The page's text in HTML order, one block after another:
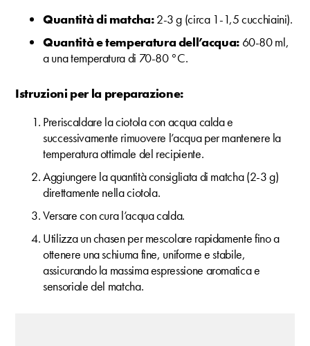
Quantità di matcha:2-3 g (circa 1-1,5 cucchiaini).
Quantità e temperatura dell’acqua:60-80 ml,
a una temperatura di 70-80 °C.
Istruzioni per la preparazione:
Preriscaldare la ciotola con acqua calda e
successivamente rimuovere l’acqua per mantenere la
temperatura ottimale del recipiente.
Aggiungere la quantità consigliata di matcha (2-3 g)
direttamente nella ciotola.
Versare con cura l’acqua calda.
Utilizza un chasen per mescolare rapidamente fino a
ottenere una schiuma fine, uniforme e stabile,
assicurando la massima espressione aromatica e
sensoriale del matcha.